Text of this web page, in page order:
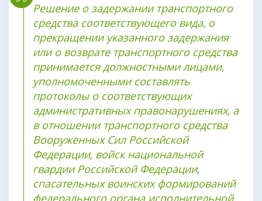
Решение о задержании транспортного
средства соответствующего вида, о
прекращении указанного задержания
или о возврате транспортного средства
принимается должностными лицами,
уполномоченными составлять
протоколы о соответствующих
административных правонарушениях, а
в отношении транспортного средства
Вооруженных Сил Российской
Федерации, войск национальной
гвардии Российской Федерации,
спасательных воинских формирований
федерального органа исполнительной